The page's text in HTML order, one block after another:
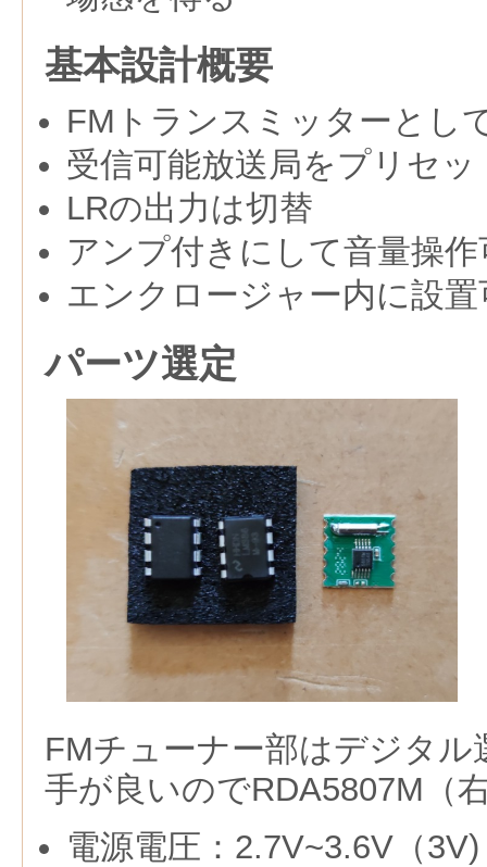
基本設計概要
FMトランスミッターとし
受信可能放送局をプリセッ
LRの出力は切替
アンプ付きにして音量操作
エンクロージャー内に設
パーツ選定
FMチューナー部はデジタ
手が良いのでRDA5807M（
電源電圧：2.7V~3.6V（3V)